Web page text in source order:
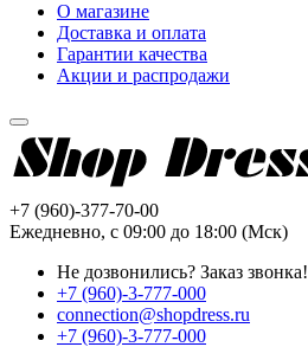
О магазине
Доставка и оплата
Гарантии качества
Акции и распродажи
+7 (960)-377-70-00
Ежедневно, с 09:00 до 18:00 (Мск)
Не дозвонились? Заказ звонка!
+7 (960)-3-777-000
connection@shopdress.ru
+7 (960)-3-777-000